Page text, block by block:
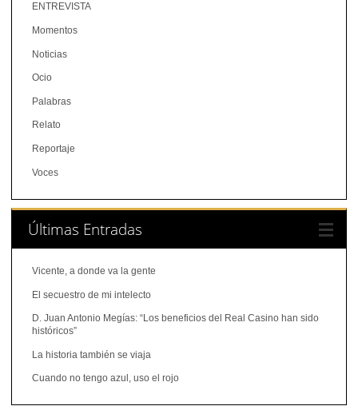
ENTREVISTA
Momentos
Noticias
Ocio
Palabras
Relato
Reportaje
Voces
Últimas Entradas
Vicente, a donde va la gente
El secuestro de mi intelecto
D. Juan Antonio Megías: “Los beneficios del Real Casino han sido
históricos”
La historia también se viaja
Cuando no tengo azul, uso el rojo